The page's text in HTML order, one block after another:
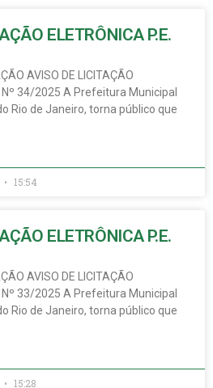
ELETRÔNICA P.E.
AVISO DE LICITAÇÃO
Nº 34/2025 A Prefeitura Municipal
Rio de Janeiro, torna público que
15:54
ELETRÔNICA P.E.
AVISO DE LICITAÇÃO
Nº 33/2025 A Prefeitura Municipal
Rio de Janeiro, torna público que
15:28